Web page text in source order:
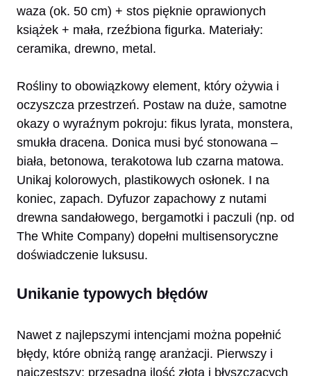
waza (ok. 50 cm) + stos pięknie oprawionych
książek + mała, rzeźbiona figurka. Materiały:
ceramika, drewno, metal.
Rośliny to obowiązkowy element, który ożywia i
oczyszcza przestrzeń. Postaw na duże, samotne
okazy o wyraźnym pokroju: fikus lyrata, monstera,
smukła dracena. Donica musi być stonowana –
biała, betonowa, terakotowa lub czarna matowa.
Unikaj kolorowych, plastikowych osłonek. I na
koniec, zapach. Dyfuzor zapachowy z nutami
drewna sandałowego, bergamotki i paczuli (np. od
The White Company) dopełni multisensoryczne
doświadczenie luksusu.
Unikanie typowych błędów
Nawet z najlepszymi intencjami można popełnić
błędy, które obniżą rangę aranżacji. Pierwszy i
najczęstszy: przesadna ilość złota i błyszczących